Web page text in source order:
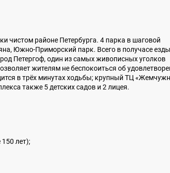
чистом районе Петербурга. 4 парка в шаговой
Южно-Приморский парк. Всего в получасе езды
Петергоф, один из самых живописных уголков
жителям не беспокоиться об
в трёх минутах ходьбы; крупный ТЦ
также 5 детских садов и 2 лицея.
лет);